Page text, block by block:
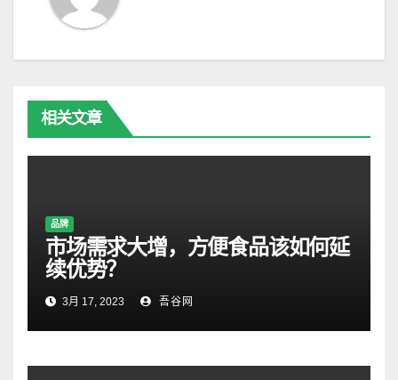
相关文章
品牌
市场需求大增，方便食品该如何延
续优势？
3月 17, 2023 吾谷网